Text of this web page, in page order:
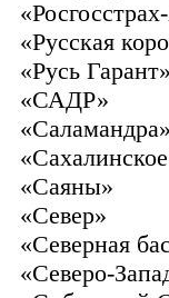
«Русская
«Русь Гарант»
«САДР»
«Саламандра»
«Саяны»
«Север»
«Северная
«Северо-